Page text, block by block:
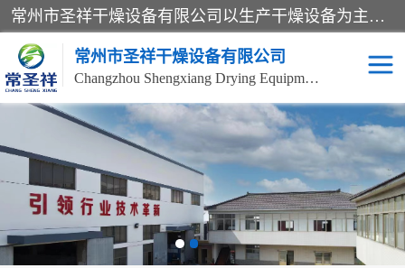
常州市圣祥干燥设备有限公司以生产干燥设备为主导产品，提供：干燥设备、干燥机、混合机、气流干燥机、烘箱、热风循环烘箱、沸腾干燥机、烘干机、喷雾干燥机等产品的生产、制造与销售服务。
常州市圣祥干燥设备有限公司
Changzhou Shengxiang Drying Equipment Co. , Ltd.
单锥真空干燥机 双锥真空干燥机
气流干燥机 滚筒刮板干燥机
干燥机 闪蒸干燥机